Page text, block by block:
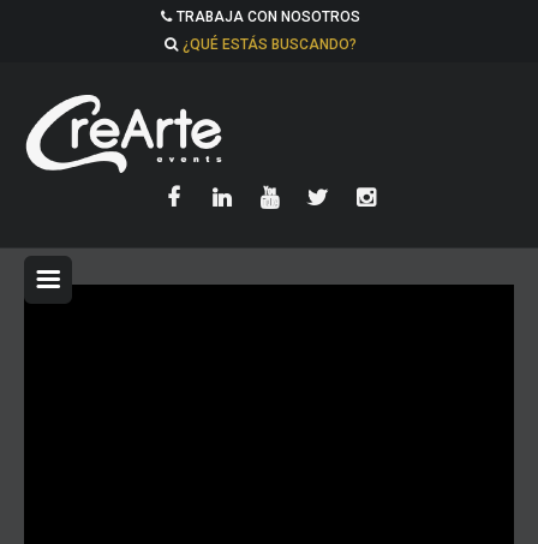
TRABAJA CON NOSOTROS
¿QUÉ ESTÁS BUSCANDO?